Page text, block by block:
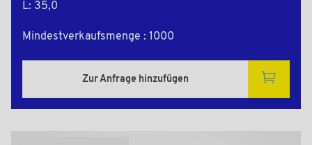
L: 35,0
Mindestverkaufsmenge : 1000
Zur Anfrage hinzufügen